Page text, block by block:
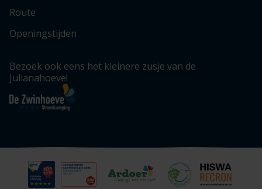
Route
Openingstijden
Bezoek ook eens het kleinere zusje van de
Julianahoeve!